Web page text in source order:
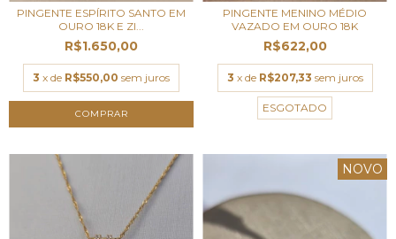
PINGENTE ESPÍRITO SANTO EM
OURO 18K E ZI...
R$1.650,00
3 x de R$550,00 sem juros
PINGENTE MENINO MÉDIO
VAZADO EM OURO 18K
R$622,00
3 x de R$207,33 sem juros
ESGOTADO
NOVO